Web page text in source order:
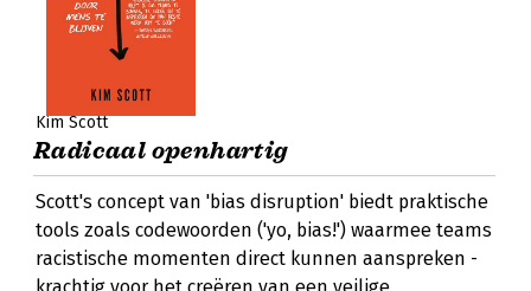
Kim Scott
Radicaal openhartig
Scott's concept van 'bias disruption' biedt praktische
tools zoals codewoorden ('yo, bias!') waarmee teams
racistische momenten direct kunnen aanspreken -